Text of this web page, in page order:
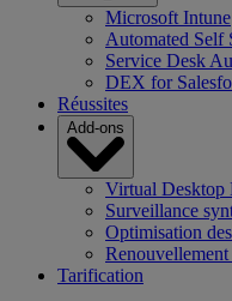
Microsoft Intune
Automated Self
Service Desk
DEX for
Réussites
Add-ons
Virtual
Surveillance
Optimisation
Renouvellement
Tarification